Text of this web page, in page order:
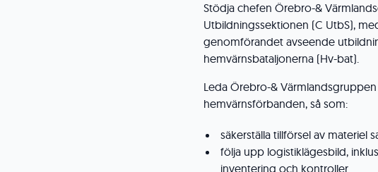
Stödja chefen Örebro-&
Utbildningssektionen (C UtbS),
genomförandet avseende
hemvärnsbataljonerna (Hv-bat).
Leda Örebro-&
hemvärnsförbanden, så som:
säkerställa tillförsel av materiel
följa upp logistiklägesbild,
inventering och kontroller